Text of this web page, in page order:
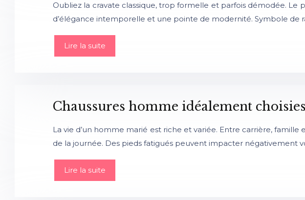
Oubliez la cravate classique, trop formelle et parfois démodée.
d’élégance intemporelle et une pointe de modernité. Symbole de
Lire la suite
Chaussures homme idéalement
La vie d’un homme marié est riche et variée. Entre carrière,
de la journée. Des pieds fatigués peuvent impacter négativement
Lire la suite